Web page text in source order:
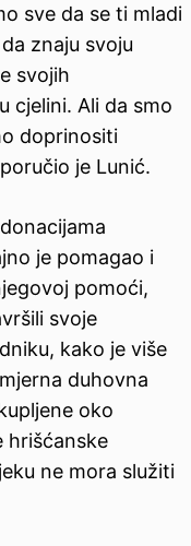
sve da se ti mladi
znaju svoju
svojih
cjelini. Ali da smo
doprinositi
je Lunić.
je pomagao i
pomoći,
svoje
kako je više
duhovna
oko
hrišćanske
ne mora služiti